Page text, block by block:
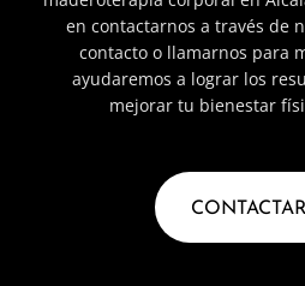
en contactarnos a través de
contacto o llamarnos para
ayudaremos a lograr los
mejorar tu bienestar
CONTACTAR